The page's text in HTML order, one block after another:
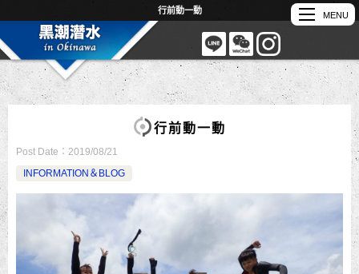
行前動一動
行前動一動
Post Date： 2019/08/21
INFORMATION＆BLOG